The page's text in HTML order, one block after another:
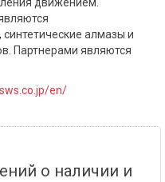
движением.
алмазы и
Партнерами являются
en/
о наличии и